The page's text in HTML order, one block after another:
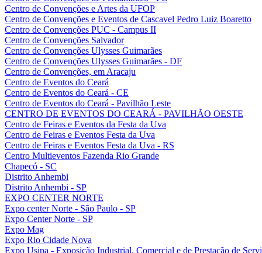
Centro de Convenções e Artes da UFOP
Centro de Convenções e Eventos de Cascavel Pedro Luiz Boaretto
Centro de Convenções PUC - Campus II
Centro de Convenções Salvador
Centro de Convenções Ulysses Guimarães
Centro de Convenções Ulysses Guimarães - DF
Centro de Convenções, em Aracaju
Centro de Eventos do Ceará
Centro de Eventos do Ceará - CE
Centro de Eventos do Ceará - Pavilhão Leste
CENTRO DE EVENTOS DO CEARÁ - PAVILHÃO OESTE
Centro de Feiras e Eventos da Festa da Uva
Centro de Feiras e Eventos Festa da Uva
Centro de Feiras e Eventos Festa da Uva - RS
Centro Multieventos Fazenda Rio Grande
Chapecó - SC
Distrito Anhembi
Distrito Anhembi - SP
EXPO CENTER NORTE
Expo center Norte - São Paulo - SP
Expo Center Norte - SP
Expo Mag
Expo Rio Cidade Nova
Expo Usipa - Exposição Industrial, Comercial e de Prestação de